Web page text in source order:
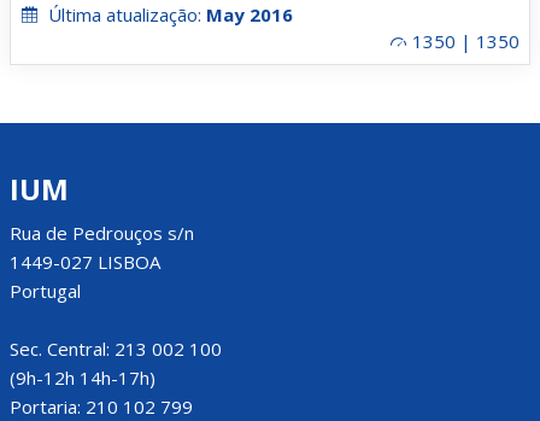
Última atualização: May 2016
1350 | 1350
IUM
Rua de Pedrouços s/n
1449-027 LISBOA
Portugal
Sec. Central: 213 002 100
(9h-12h 14h-17h)
Portaria: 210 102 799